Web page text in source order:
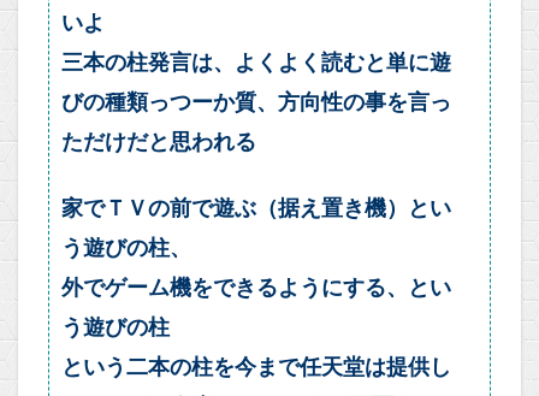
いよ
三本の柱発言は、よくよく読むと単に遊
びの種類っつーか質、方向性の事を言っ
ただけだと思われる
家でＴＶの前で遊ぶ（据え置き機）とい
う遊びの柱、
外でゲーム機をできるようにする、とい
う遊びの柱
という二本の柱を今まで任天堂は提供し